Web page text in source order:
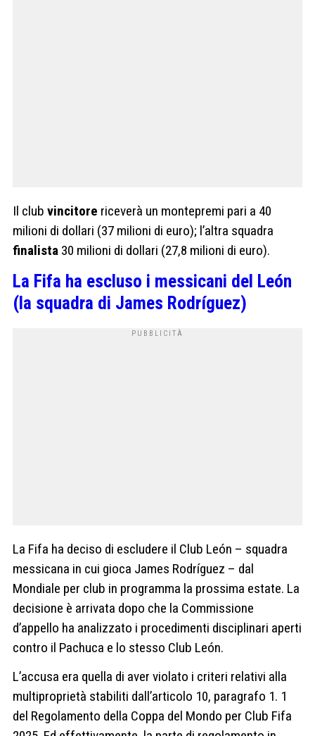
Il club vincitore riceverà un montepremi pari a 40
milioni di dollari (37 milioni di euro); l’altra squadra
finalista 30 milioni di dollari (27,8 milioni di euro).
La Fifa ha escluso i messicani del León
(la squadra di James Rodríguez)
La Fifa ha deciso di escludere il Club León – squadra
messicana in cui gioca James Rodríguez – dal
Mondiale per club in programma la prossima estate. La
decisione è arrivata dopo che la Commissione
d’appello ha analizzato i procedimenti disciplinari aperti
contro il Pachuca e lo stesso Club León.
L’accusa era quella di aver violato i criteri relativi alla
multiproprietà stabiliti dall’articolo 10, paragrafo 1. 1
del Regolamento della Coppa del Mondo per Club Fifa